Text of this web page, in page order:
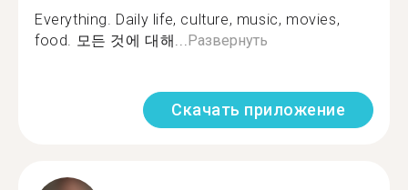
Everything. Daily life, culture, music, movies,
food. 모든 것에 대해...Развернуть
Скачать приложение